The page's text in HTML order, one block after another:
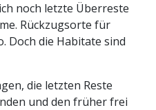
noch letzte Überreste
Rückzugsorte für
Doch die Habitate sind
die letzten Reste
und den früher frei